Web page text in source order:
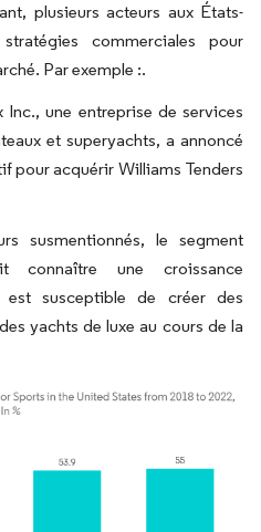
plusieurs acteurs aux États-
commerciales pour
Par exemple :.
Inc., une entreprise de services
et superyachts, a annoncé
pour acquérir Williams Tenders
susmentionnés, le segment
connaître une croissance
susceptible de créer des
yachts de luxe au cours de la